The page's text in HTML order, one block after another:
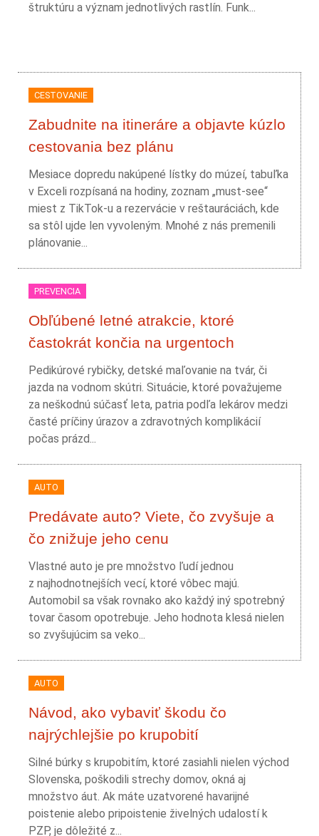
štruktúru a význam jednotlivých rastlín. Funk...
CESTOVANIE
Zabudnite na itineráre a objavte kúzlo
cestovania bez plánu
Mesiace dopredu nakúpené lístky do múzeí, tabuľka
v Exceli rozpísaná na hodiny, zoznam „must-see“
miest z TikTok-u a rezervácie v reštauráciách, kde
sa stôl ujde len vyvoleným. Mnohé z nás premenili
plánovanie...
PREVENCIA
Obľúbené letné atrakcie, ktoré
častokrát končia na urgentoch
Pedikúrové rybičky, detské maľovanie na tvár, či
jazda na vodnom skútri. Situácie, ktoré považujeme
za neškodnú súčasť leta, patria podľa lekárov medzi
časté príčiny úrazov a zdravotných komplikácií
počas prázd...
AUTO
Predávate auto? Viete, čo zvyšuje a
čo znižuje jeho cenu
Vlastné auto je pre množstvo ľudí jednou
z najhodnotnejších vecí, ktoré vôbec majú.
Automobil sa však rovnako ako každý iný spotrebný
tovar časom opotrebuje. Jeho hodnota klesá nielen
so zvyšujúcim sa veko...
AUTO
Návod, ako vybaviť škodu čo
najrýchlejšie po krupobití
Silné búrky s krupobitím, ktoré zasiahli nielen východ
Slovenska, poškodili strechy domov, okná aj
množstvo áut. Ak máte uzatvorené havarijné
poistenie alebo pripoistenie živelných udalostí k
PZP, je dôležité z...